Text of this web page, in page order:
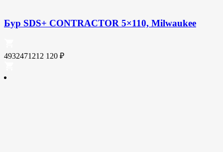
Бур SDS+ CONTRACTOR 5×110, Milwaukee
4932471212 120 ₽